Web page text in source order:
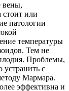
вены,
или
патологии
температуры
Тем не
Проблемы,
с
Мармара.
эффективна и